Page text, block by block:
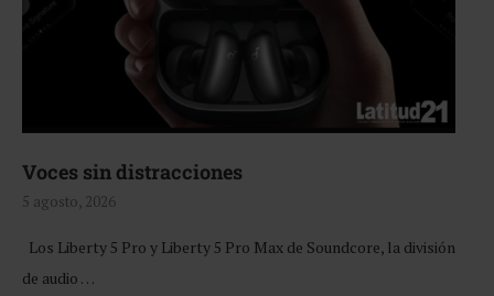
Voces sin distracciones
5 agosto, 2026
Los Liberty 5 Pro y Liberty 5 Pro Max de Soundcore, la división
de audio …